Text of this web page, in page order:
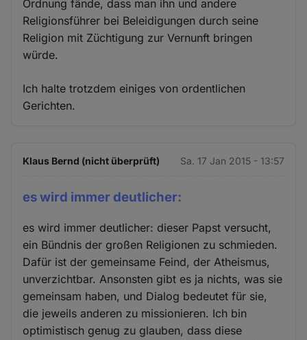
Ordnung fände, dass man ihn und andere
Religionsführer bei Beleidigungen durch seine
Religion mit Züchtigung zur Vernunft bringen
würde.
Ich halte trotzdem einiges von ordentlichen
Gerichten.
Klaus Bernd (nicht überprüft) Sa. 17 Jan 2015 - 13:57
es wird immer deutlicher:
es wird immer deutlicher: dieser Papst versucht,
ein Bündnis der großen Religionen zu schmieden.
Dafür ist der gemeinsame Feind, der Atheismus,
unverzichtbar. Ansonsten gibt es ja nichts, was sie
gemeinsam haben, und Dialog bedeutet für sie,
die jeweils anderen zu missionieren. Ich bin
optimistisch genug zu glauben, dass diese